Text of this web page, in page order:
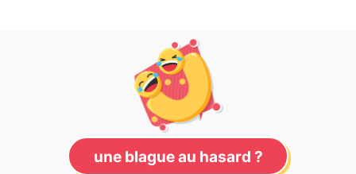
une blague au hasard ?